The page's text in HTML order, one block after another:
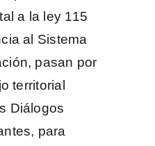
a la ley 115
al Sistema
pasan por
territorial
Diálogos
para